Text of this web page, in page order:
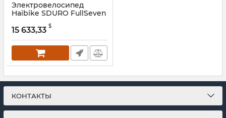
Электровелосипед
Haibike SDURO FullSeven
9.0 i500Wh 12-G NX 2019
Артикул: er45373
15 633,33 $
КОНТАКТЫ